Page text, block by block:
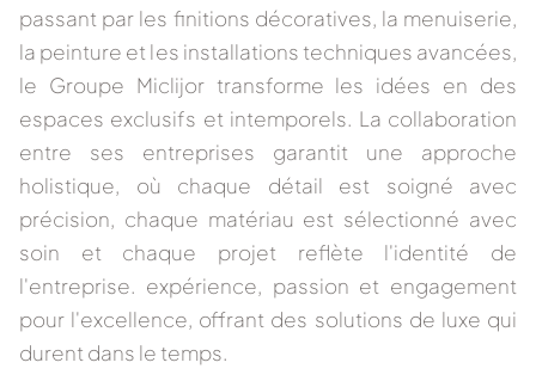
passant par les finitions décoratives, la menuiserie,
la peinture et les installations techniques avancées,
le Groupe Miclijor transforme les idées en des
espaces exclusifs et intemporels. La collaboration
entre ses entreprises garantit une approche
holistique, où chaque détail est soigné avec
précision, chaque matériau est sélectionné avec
soin et chaque projet reflète l'identité de
l'entreprise. expérience, passion et engagement
pour l'excellence, offrant des solutions de luxe qui
durent dans le temps.